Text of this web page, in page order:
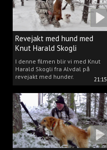
21:15
Revejakt med hund med
Knut Harald Skogli
I denne filmen blir vi med Knut
Harald Skogli fra Alvdal på
revejakt med hunder.